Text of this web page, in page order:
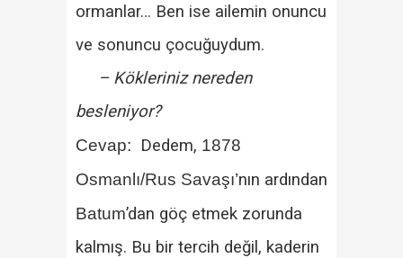
ormanlar… Ben ise ailemin onuncu
ve sonuncu çocuğuydum.
– Kökleriniz nereden
besleniyor?
Cevap: Dedem, 1878
Osmanlı/Rus Savaşı’nın ardından
Batum’dan göç etmek zorunda
kalmış. Bu bir tercih değil, kaderin